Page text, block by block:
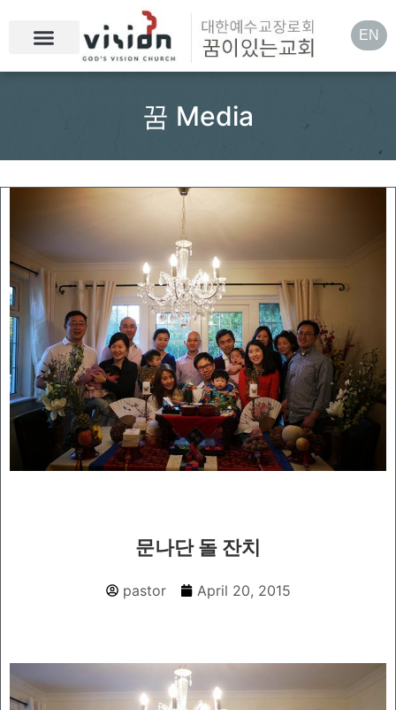
EN
꿈 Media
문나단 돌 잔치
pastor April 20, 2015